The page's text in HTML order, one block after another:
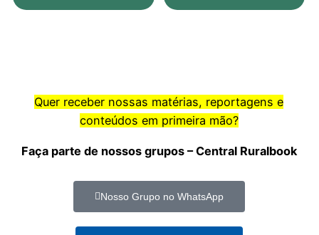
Quer receber nossas matérias, reportagens e
conteúdos em primeira mão?
Faça parte de nossos grupos – Central Ruralbook
Nosso Grupo no WhatsApp